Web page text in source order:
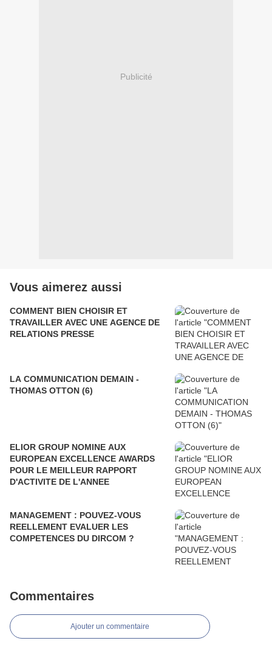
Publicité
Vous aimerez aussi
COMMENT BIEN CHOISIR ET
TRAVAILLER AVEC UNE AGENCE DE
RELATIONS PRESSE
LA COMMUNICATION DEMAIN -
THOMAS OTTON (6)
ELIOR GROUP NOMINE AUX
EUROPEAN EXCELLENCE AWARDS
POUR LE MEILLEUR RAPPORT
D'ACTIVITE DE L'ANNEE
MANAGEMENT : POUVEZ-VOUS
REELLEMENT EVALUER LES
COMPETENCES DU DIRCOM ?
Commentaires
Ajouter un commentaire